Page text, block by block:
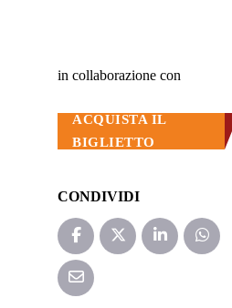
in collaborazione con
ACQUISTA IL
BIGLIETTO
CONDIVIDI